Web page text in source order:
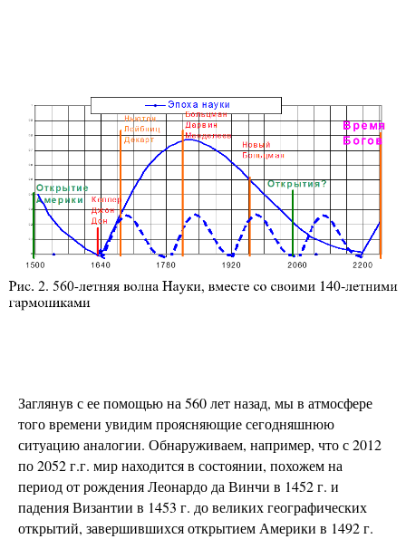
Заглянув с ее помощью на 560 лет назад, мы в атмосфере
того времени увидим проясняющие сегодняшнюю
ситуацию аналогии. Обнаруживаем, например, что с 2012
по 2052 г.г. мир находится в состоянии, похожем на
период от рождения Леонардо да Винчи в 1452 г. и
падения Византии в 1453 г. до великих географических
открытий, завершившихся открытием Америки в 1492 г.